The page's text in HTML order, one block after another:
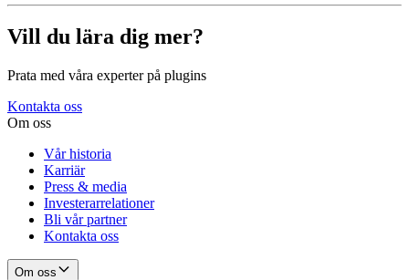
Vill du lära dig mer?
Prata med våra experter på plugins
Kontakta oss
Om oss
Vår historia
Karriär
Press & media
Investerarrelationer
Bli vår partner
Kontakta oss
Om oss